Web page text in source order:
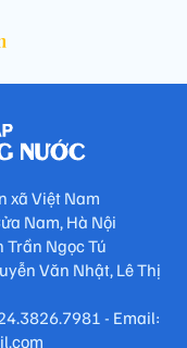
xã Việt Nam
Nam, Hà Nội
Ngọc Tú
Văn Nhật, Lê Thị
- Email: